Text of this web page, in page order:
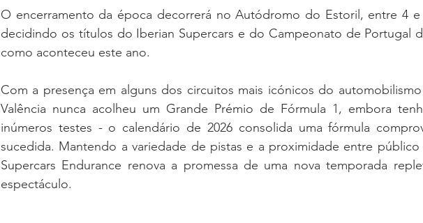
O encerramento da época decorrerá no Autódromo do Estoril, entre 4
decidindo os títulos do Iberian Supercars e do Campeonato de Portugal
como aconteceu este ano.
Com a presença em alguns dos circuitos mais icónicos do
Valência nunca acolheu um Grande Prémio de Fórmula 1, embora
inúmeros testes - o calendário de 2026 consolida uma fórmula
sucedida. Mantendo a variedade de pistas e a proximidade entre
Supercars Endurance renova a promessa de uma nova temporada
espectáculo.